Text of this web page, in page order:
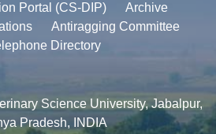
Portal (CS-DIP)
Archive
Antiragging Committee
Directory
Science University, Jabalpur,
Pradesh, INDIA